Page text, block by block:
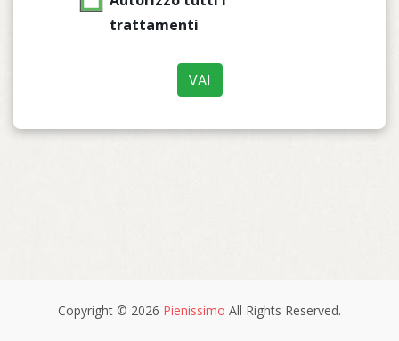
trattamenti
VAI
Copyright © 2026 Pienissimo All Rights Reserved.